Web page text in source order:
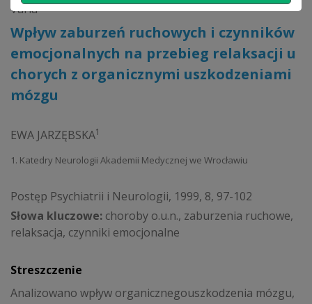
Varia
Wpływ zaburzeń ruchowych i czynników
emocjonalnych na przebieg relaksacji u
chorych z organicznymi uszkodzeniami
mózgu
EWA JARZĘBSKA1
1. Katedry Neurologii Akademii Medycznej we Wrocławiu
Postęp Psychiatrii i Neurologii, 1999, 8, 97-102
Słowa kluczowe: choroby o.u.n., zaburzenia ruchowe,
relaksacja, czynniki emocjonalne
Streszczenie
Analizowano wpływ organicznegouszkodzenia mózgu,